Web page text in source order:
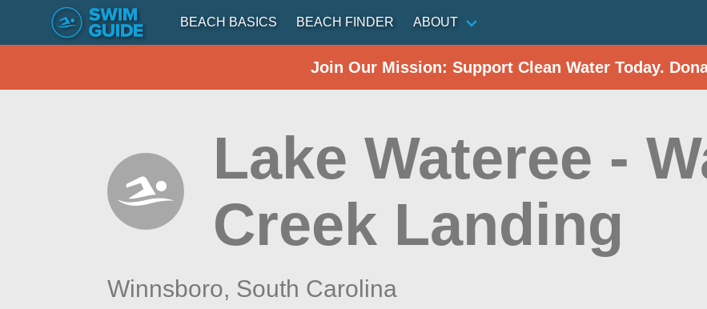
BEACH BASICS BEACH FINDER ABOUT
Join Our Mission: Support Clean Water Today.
Lake Wateree -
Creek Landing
Winnsboro, South Carolina